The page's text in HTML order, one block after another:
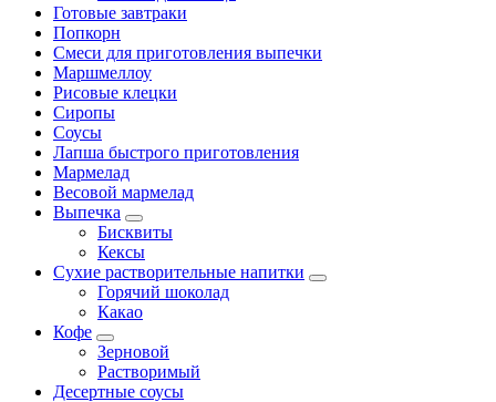
Готовые завтраки
Попкорн
Смеси для приготовления выпечки
Маршмеллоу
Рисовые клецки
Сиропы
Соусы
Лапша быстрого приготовления
Мармелад
Весовой мармелад
Выпечка
Бисквиты
Кексы
Сухие растворительные напитки
Горячий шоколад
Какао
Кофе
Зерновой
Растворимый
Десертные соусы